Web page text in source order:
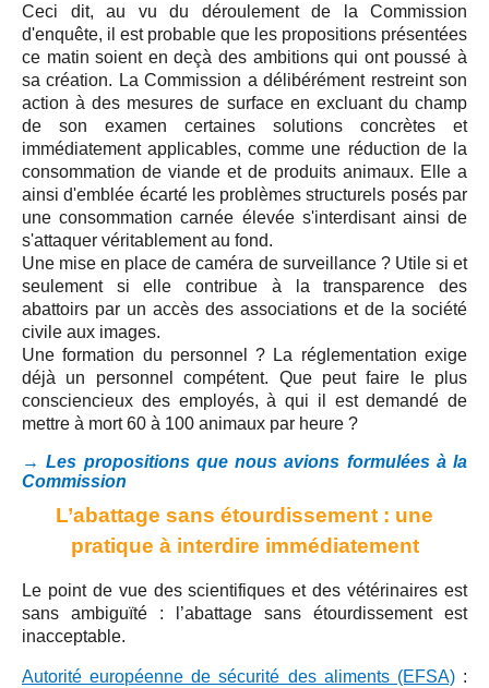
Ceci dit, au vu du déroulement de la Commission
d'enquête, il est probable que les propositions présentées
ce matin soient en deçà des ambitions qui ont poussé à
sa création. La Commission a délibérément restreint son
action à des mesures de surface en excluant du champ
de son examen certaines solutions concrètes et
immédiatement applicables, comme une réduction de la
consommation de viande et de produits animaux. Elle a
ainsi d'emblée écarté les problèmes structurels posés par
une consommation carnée élevée s'interdisant ainsi de
s'attaquer véritablement au fond.
Une mise en place de caméra de surveillance ? Utile si et
seulement si elle contribue à la transparence des
abattoirs par un accès des associations et de la société
civile aux images.
Une formation du personnel ? La réglementation exige
déjà un personnel compétent. Que peut faire le plus
consciencieux des employés, à qui il est demandé de
mettre à mort 60 à 100 animaux par heure ?
→ Les propositions que nous avions formulées à la
Commission
L’abattage sans étourdissement : une
pratique à interdire immédiatement
Le point de vue des scientifiques et des vétérinaires est
sans ambiguïté : l’abattage sans étourdissement est
inacceptable.
Autorité européenne de sécurité des aliments (EFSA):